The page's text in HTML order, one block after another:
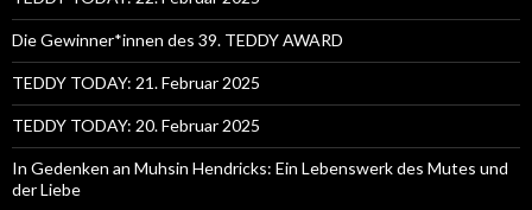
Die Gewinner*innen des 39. TEDDY AWARD
TEDDY TODAY: 21. Februar 2025
TEDDY TODAY: 20. Februar 2025
In Gedenken an Muhsin Hendricks: Ein Lebenswerk des Mutes und
der Liebe